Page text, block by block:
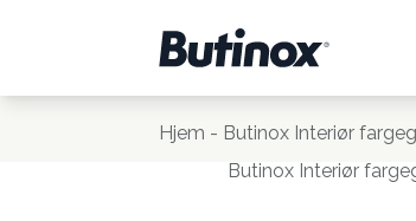
Hjem - Butinox Interiør
Butinox Interiør